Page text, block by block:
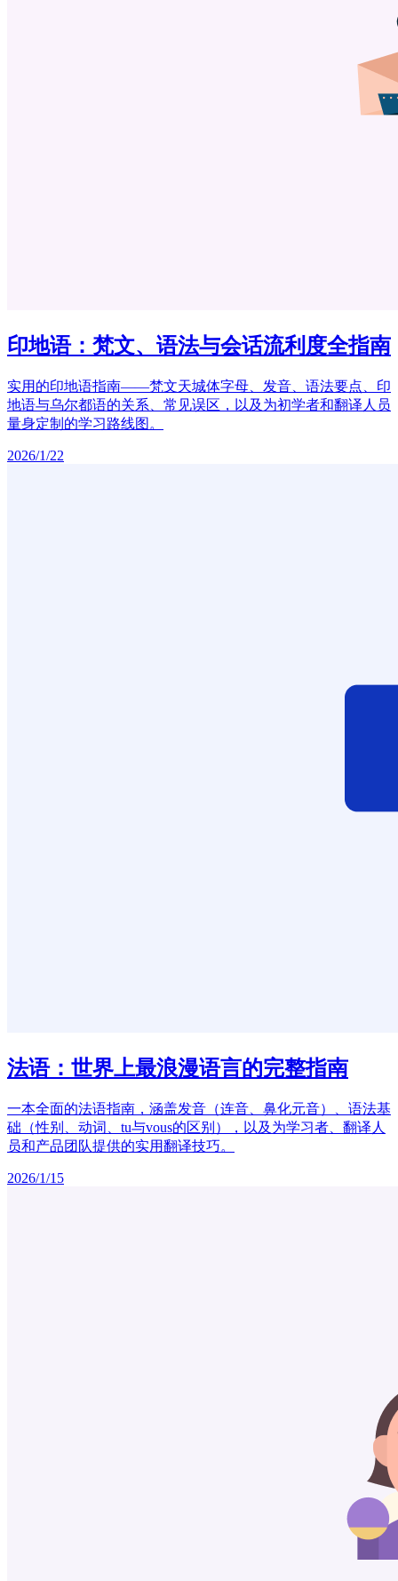
印地语：梵文、语法与会话流利度全指南
实用的印地语指南——梵文天城体字母、发音、语法要点、印
地语与乌尔都语的关系、常见误区，以及为初学者和翻译人员
量身定制的学习路线图。
2026/1/22
法语：世界上最浪漫语言的完整指南
一本全面的法语指南，涵盖发音（连音、鼻化元音）、语法基
础（性别、动词、tu与vous的区别），以及为学习者、翻译人
员和产品团队提供的实用翻译技巧。
2026/1/15